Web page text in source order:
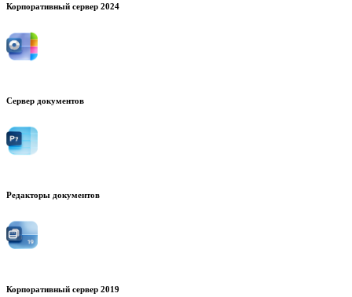
Корпоративный сервер 2024
Сервер документов
Редакторы документов
Корпоративный сервер 2019